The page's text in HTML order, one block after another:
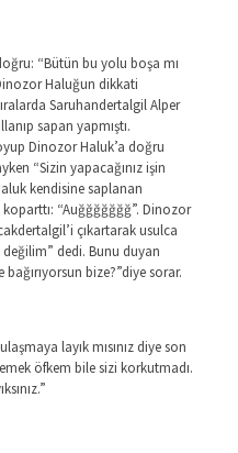
“Bütün bu yolu boşa mı
Haluğun dikkati
Saruhandertalgil Alper
sapan yapmıştı.
Dinozor Haluk’a doğru
“Sizin yapacağınız işin
kendisine saplanan
koparttı: “Auğğğğğğğ”. Dinozor
çıkartarak usulca
dedi. Bunu duyan
bize?”diye sorar.
layık mısınız diye son
öfkem bile sizi korkutmadı.